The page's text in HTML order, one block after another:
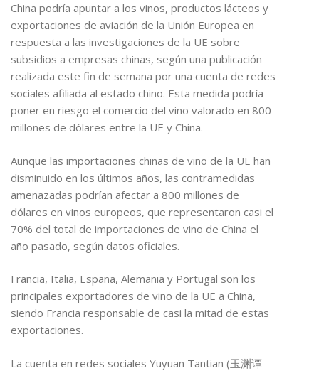
China podría apuntar a los vinos, productos lácteos y
exportaciones de aviación de la Unión Europea en
respuesta a las investigaciones de la UE sobre
subsidios a empresas chinas, según una publicación
realizada este fin de semana por una cuenta de redes
sociales afiliada al estado chino. Esta medida podría
poner en riesgo el comercio del vino valorado en 800
millones de dólares entre la UE y China.
Aunque las importaciones chinas de vino de la UE han
disminuido en los últimos años, las contramedidas
amenazadas podrían afectar a 800 millones de
dólares en vinos europeos, que representaron casi el
70% del total de importaciones de vino de China el
año pasado, según datos oficiales.
Francia, Italia, España, Alemania y Portugal son los
principales exportadores de vino de la UE a China,
siendo Francia responsable de casi la mitad de estas
exportaciones.
La cuenta en redes sociales Yuyuan Tantian (玉渊谭